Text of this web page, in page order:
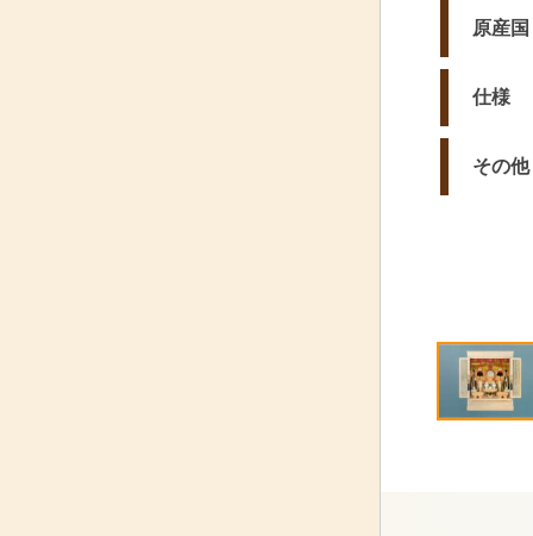
原産国
仕様
その他